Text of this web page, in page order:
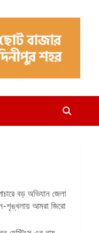
বড় অভিযান জেলা
শৃঙ্খলায় আমরা জিরো